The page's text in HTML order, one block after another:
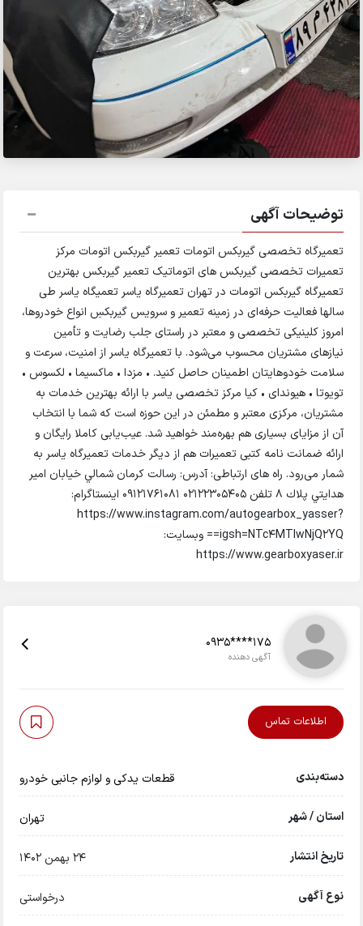
توضیحات آگهی
تعمیرگاه تخصصی گیربکس اتومات تعمیر گیربکس اتومات مرکز
تعمیرات تخصصی گیربکس های اتوماتیک تعمیر گیربکس بهترین
تعمیرگاه گیربکس اتومات در تهران تعمیرگاه یاسر تعمیگاه یاسر طی
سالها فعالیت حرفه‌ای در زمینه تعمیر و سرویس گیربکس‌ِ انواع خودروها،
امروز کلینیکی تخصصی و معتبر در راستای جلب رضایت و تأمین
نیازهای مشتریان محسوب می‌‌شود. با تعمیرگاه یاسر از امنیت، سرعت و
سلامت خودوهایتان اطمینان حاصل کنید. • مزدا • ماکسیما • لکسوس •
تویوتا • هیوندای • کیا مرکز تخصصی یاسر با ارائه بهترین خدمات به
مشتریان، مرکزی معتبر و مطمئن در این حوزه است که شما با انتخاب
آن از مزایای بسیاری هم بهره‌مند خواهید شد. عیب‌یابی کاملا رایگان و
ارائه ضمانت نامه کتبی تعمیرات هم از دیگر خدمات تعمیرگاه یاسر به
شمار می‌رود. راه های ارتباطی: آدرس: رسالت كرمان شمالي خيابان امير
هدايتي پلاك ٨ تلفن 02122305405 09121761081 اینستاگرام:
https://www.instagram.com/autogearbox_yasser?
igsh=NTc4MTIwNjQ2YQ== وبسایت:
https://www.gearboxyaser.ir
0935****175
آگهی دهنده
اطلاعات تماس
دسته‌بندی قطعات یدکی و لوازم جانبی خودرو
استان / شهر تهران
تاریخ انتشار 24 بهمن 1402
نوع آگهی درخواستی